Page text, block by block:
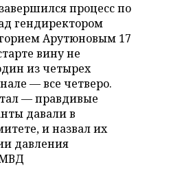
процесс по
гендиректором
Арутюновым 17
вину не
из четырех
— все четверо.
— правдивые
давали в
и назвал их
давления